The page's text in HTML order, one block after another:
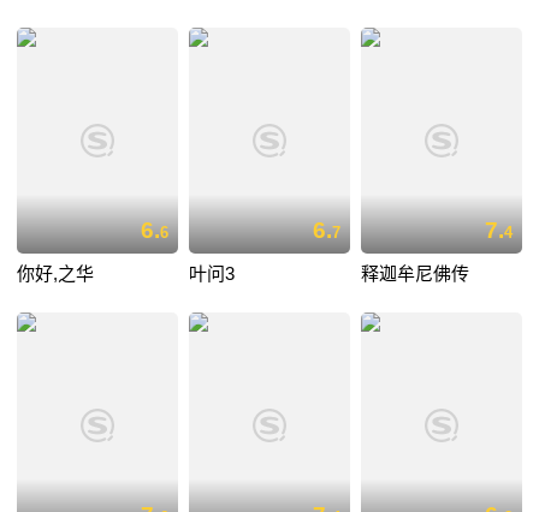
6.6
你好,之华
6.7
叶问3
7.4
释迦牟尼佛传